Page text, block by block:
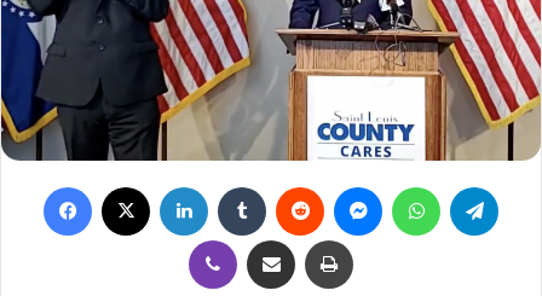
Facebook LinkedIn Tumblr Reddit MessengerWhatsApp
Viber Compartir por correo electrónicoImprimir